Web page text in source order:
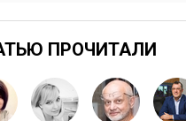
ПРОЧИТАЛИ